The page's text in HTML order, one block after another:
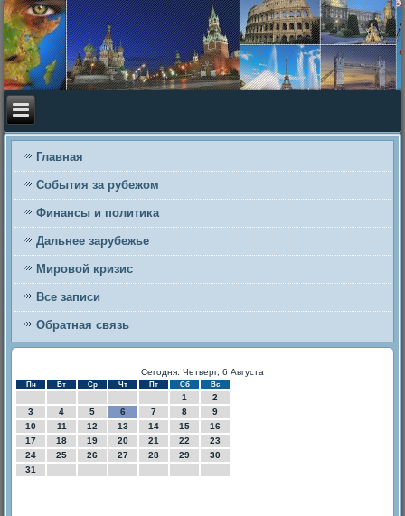
Главная
События за рубежом
Финансы и политика
Дальнее зарубежье
Мировой кризис
Все записи
Обратная связь
Сегодня: Четверг, 6 Августа
Пн Вт Ср Чт Пт Сб Вс
1
2
3
4 5 6 7 8
9
10
11 12 13 14 15
16
17
18 19 20 21 22
23
24
25 26 27 28 29
30
31